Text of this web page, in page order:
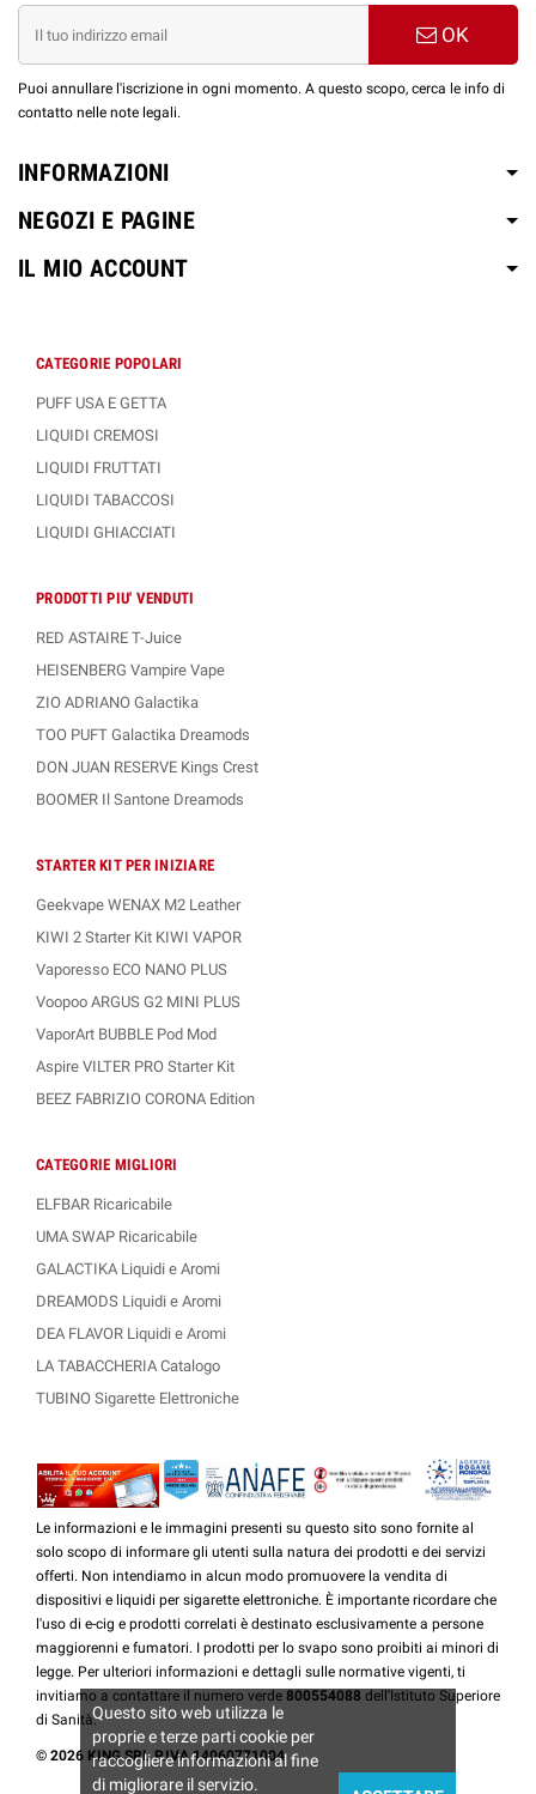
OK
Puoi annullare l'iscrizione in ogni momento. A questo scopo, cerca le info di
contatto nelle note legali.
INFORMAZIONI
NEGOZI E PAGINE
IL MIO ACCOUNT
CATEGORIE POPOLARI
PUFF USA E GETTA
LIQUIDI CREMOSI
LIQUIDI FRUTTATI
LIQUIDI TABACCOSI
LIQUIDI GHIACCIATI
PRODOTTI PIU' VENDUTI
RED ASTAIRE T-Juice
HEISENBERG Vampire Vape
ZIO ADRIANO Galactika
TOO PUFT Galactika Dreamods
DON JUAN RESERVE Kings Crest
BOOMER Il Santone Dreamods
STARTER KIT PER INIZIARE
Geekvape WENAX M2 Leather
KIWI 2 Starter Kit KIWI VAPOR
Vaporesso ECO NANO PLUS
Voopoo ARGUS G2 MINI PLUS
VaporArt BUBBLE Pod Mod
Aspire VILTER PRO Starter Kit
BEEZ FABRIZIO CORONA Edition
CATEGORIE MIGLIORI
ELFBAR Ricaricabile
UMA SWAP Ricaricabile
GALACTIKA Liquidi e Aromi
DREAMODS Liquidi e Aromi
DEA FLAVOR Liquidi e Aromi
LA TABACCHERIA Catalogo
TUBINO Sigarette Elettroniche
Le informazioni e le immagini presenti su questo sito sono fornite al
solo scopo di informare gli utenti sulla natura dei prodotti e dei servizi
offerti. Non intendiamo in alcun modo promuovere la vendita di
dispositivi e liquidi per sigarette elettroniche. È importante ricordare che
l'uso di e-cig e prodotti correlati è destinato esclusivamente a persone
maggiorenni e fumatori. I prodotti per lo svapo sono proibiti ai minori di
legge. Per ulteriori informazioni e dettagli sulle normative vigenti, ti
invitiamo a contattare il numero verde 800554088 dell'Istituto Superiore
di Sanità.
© 2026 KING SRL P.IVA 14060771004
Questo sito web utilizza le
proprie e terze parti cookie per
raccogliere informazioni al fine
di migliorare il servizio.